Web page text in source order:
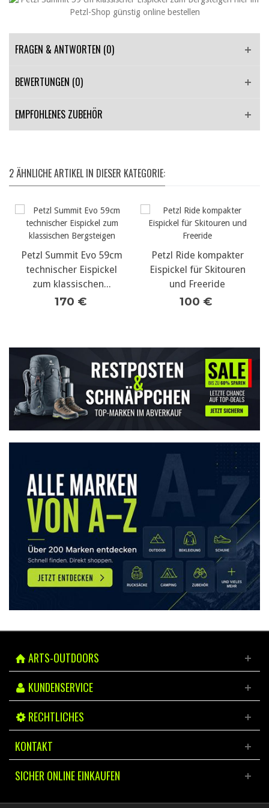
FRAGEN & ANTWORTEN (0)
BEWERTUNGEN (0)
EMPFOHLENES ZUBEHÖR
2 ÄHNLICHE ARTIKEL IN DIESER KATEGORIE:
Petzl Summit Evo 59cm
technischer Eispickel
zum klassischen...
170 €
Petzl Ride kompakter
Eispickel für Skitouren
und Freeride
100 €
ARTS-OUTDOORS
KUNDENSERVICE
RECHTLICHES
KONTAKT
SICHER ONLINE EINKAUFEN